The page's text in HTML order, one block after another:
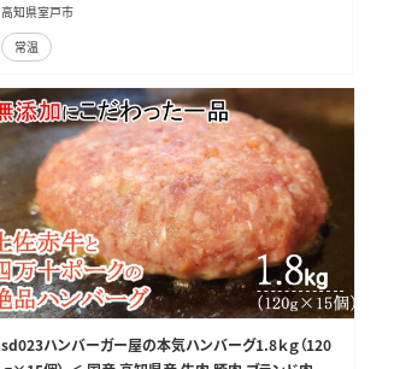
高知県室戸市
常温
sd023ハンバーガー屋の本気ハンバーグ1.8ｋｇ（120